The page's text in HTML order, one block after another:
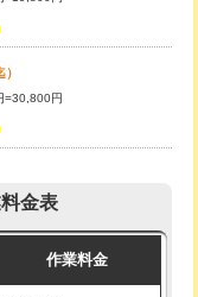
8,800円～
11,000円+材料費
16,500円+材料費
=30,800円
金表
作業料金